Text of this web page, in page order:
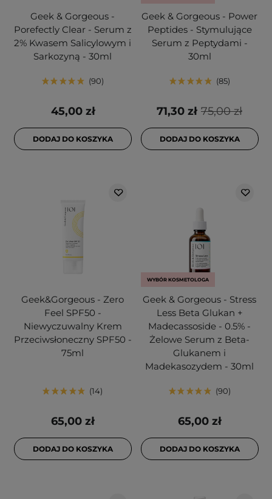
Geek & Gorgeous -
Porefectly Clear - Serum z
2% Kwasem Salicylowym i
Sarkozyną - 30ml
90
45,00 zł
DODAJ DO KOSZYKA
Geek & Gorgeous - Power
Peptides - Stymulujące
Serum z Peptydami -
30ml
85
75,00 zł
71,30 zł
DODAJ DO KOSZYKA
Geek&Gorgeous - Zero
Feel SPF50 -
Niewyczuwalny Krem
Przeciwsłoneczny SPF50 -
75ml
14
65,00 zł
DODAJ DO KOSZYKA
WYBÓR KOSMETOLOGA
Geek & Gorgeous - Stress
Less Beta Glukan +
Madecassoside - 0.5% -
Żelowe Serum z Beta-
Glukanem i
Madekasozydem - 30ml
90
65,00 zł
DODAJ DO KOSZYKA